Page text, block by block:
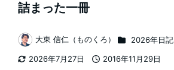
詰まった一冊
2026年7月27日
2016年11月29日
著
者
大東 信仁（ものくろ） カテゴリー
2026年日記